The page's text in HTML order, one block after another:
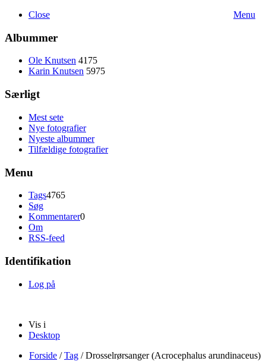
Menu
Close
Albummer
Ole Knutsen 4175
Karin Knutsen 5975
Særligt
Mest sete
Nye fotografier
Nyeste albummer
Tilfældige fotografier
Menu
Tags4765
Søg
Kommentarer0
Om
RSS-feed
Identifikation
Log på
Vis i
Desktop
Forside /Tag /Drosselrørsanger (Acrocephalus arundinaceus)